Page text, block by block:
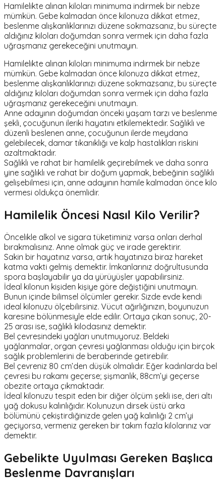
Hamilelikte alınan kiloları minimuma indirmek bir nebze
mümkün. Gebe kalmadan önce kilonuza dikkat etmez,
beslenme alışkanlıklarınızı düzene sokmazsanız, bu süreçte
aldığınız kiloları doğumdan sonra vermek için daha fazla
uğraşmanız gerekeceğini unutmayın.
Hamilelikte alınan kiloları minimuma indirmek bir nebze
mümkün. Gebe kalmadan önce kilonuza dikkat etmez,
beslenme alışkanlıklarınızı düzene sokmazsanız, bu süreçte
aldığınız kiloları doğumdan sonra vermek için daha fazla
uğraşmanız gerekeceğini unutmayın.
Anne adayının doğumdan önceki yaşam tarzı ve beslenme
şekli, çocuğunun ileriki hayatını etkilemektedir. Sağlıklı ve
düzenli beslenen anne, çocuğunun ilerde meydana
gelebilecek, damar tıkanıklığı ve kalp hastalıkları riskini
azaltmaktadır.
Sağlıklı ve rahat bir hamilelik geçirebilmek ve daha sonra
yine sağlıklı ve rahat bir doğum yapmak, bebeğinin sağlıklı
gelişebilmesi için, anne adayının hamile kalmadan önce kilo
vermesi oldukça önemlidir.
Hamilelik Öncesi Nasıl Kilo Verilir?
Öncelikle alkol ve sigara tüketiminiz varsa onları derhal
bırakmalısınız. Anne olmak güç ve irade gerektirir.
Sakin bir hayatınız varsa, artık hayatınıza biraz hareket
katma vakti gelmiş demektir. İmkanlarınız doğrultusunda
spora başlayabilir ya da yürüyüşler yapabilirsiniz.
İdeal kilonun kişiden kişiye göre değiştiğini unutmayın.
Bunun içinde bilimsel ölçümler gerekir. Sizde evde kendi
ideal kilonuzu ölçebilirsiniz. Vücut ağırlığınızın, boyunuzun
karesine bölünmesiyle elde edilir. Ortaya çıkan sonuç, 20-
25 arası ise, sağlıklı kilodasınız demektir.
Bel çevresindeki yağları unutmuyoruz. Beldeki
yağlanmalar, organ çevresi yağlanması olduğu için birçok
sağlık problemlerini de beraberinde getirebilir.
Bel çevreniz 80 cm’den düşük olmalıdır. Eğer kadınlarda bel
çevresi bu rakamı geçerse; şişmanlık, 88cm’yi geçerse
obezite ortaya çıkmaktadır.
İdeal kilonuzu tespit eden bir diğer ölçüm şekli ise, deri altı
yağ dokusu kalınlığıdır. Kolunuzun dirsek üstü arka
bölümünü çekiştirdiğinizde gelen yağ kalınlığı 2 cm’yi
geçiyorsa, vermeniz gereken bir takım fazla kilolarınız var
demektir.
Gebelikte Uyulması Gereken Başlıca
Beslenme Davranışları